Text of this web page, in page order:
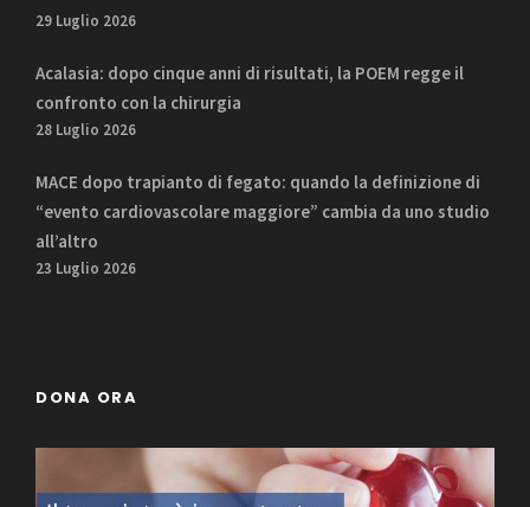
29 Luglio 2026
Acalasia: dopo cinque anni di risultati, la POEM regge il
confronto con la chirurgia
28 Luglio 2026
MACE dopo trapianto di fegato: quando la definizione di
“evento cardiovascolare maggiore” cambia da uno studio
all’altro
23 Luglio 2026
DONA ORA